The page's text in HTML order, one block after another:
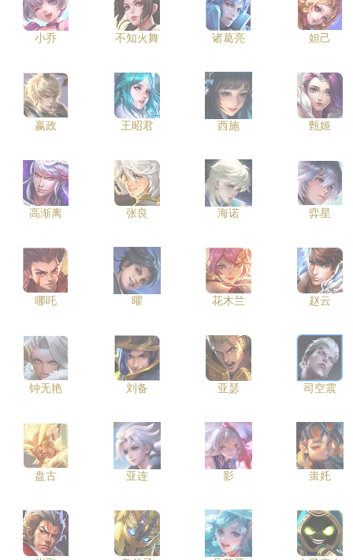
小乔 不知火舞 诸葛亮 妲己
嬴政 王昭君 西施 甄姬
高渐离 张良 海诺 弈星
哪吒 曜 花木兰 赵云
钟无艳 刘备 亚瑟 司空震
盘古 亚连 影 蚩奼